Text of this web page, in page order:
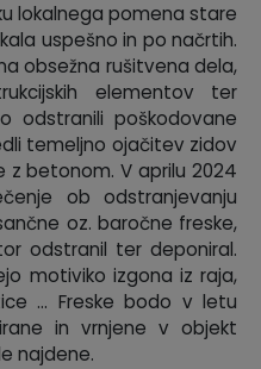
lokalnega pomena stare
uspešno in po načrtih.
obsežna rušitvena dela,
elementov ter
odstranili poškodovane
temeljno ojačitev zidov
z betonom. V aprilu 2024
ob odstranjevanju
oz. baročne freske,
odstranil ter deponiral.
motiviko izgona iz raja,
… Freske bodo v letu
in vrnjene v objekt
najdene.